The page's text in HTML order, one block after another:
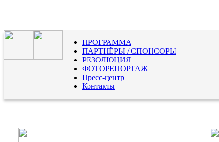
ПРОГРАММА
ПАРТНЁРЫ / СПОНСОРЫ
РЕЗОЛЮЦИЯ
ФОТОРЕПОРТАЖ
Пресс-центр
Контакты